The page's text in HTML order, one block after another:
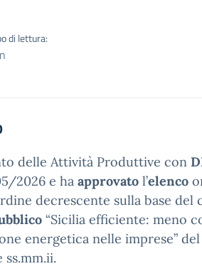
di lettura:
delle Attività Produttive con
2026 e ha approvato l’elenco
decrescente sulla base
“Sicilia efficiente: meno
energetica nelle imprese”